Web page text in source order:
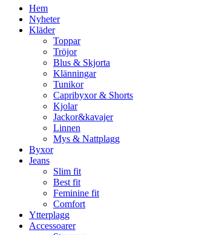
Hem
Nyheter
Kläder
Toppar
Tröjor
Blus & Skjorta
Klänningar
Tunikor
Capribyxor & Shorts
Kjolar
Jackor&kavajer
Linnen
Mys & Nattplagg
Byxor
Jeans
Slim fit
Best fit
Feminine fit
Comfort
Ytterplagg
Accessoarer